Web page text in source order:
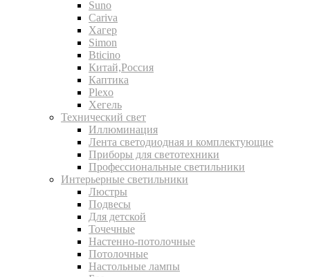
Suno
Cariva
Хагер
Simon
Bticino
Китай,Россия
Каптика
Plexo
Хегель
Технический свет
Иллюминация
Лента светодиодная и комплектующие
Приборы для светотехники
Профессиональные светильники
Интерьерные светильники
Люстры
Подвесы
Для детской
Точечные
Настенно-потолочные
Потолочные
Настольные лампы